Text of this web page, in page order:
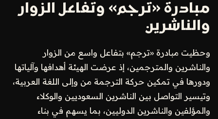
مبادرة «ترجم» وتفاعل الزوار
والناشرين
وحظيت مبادرة «ترجم» بتفاعل واسع من الزوار
والناشرين والمترجمين، إذ عرضت الهيئة أهدافها وآلياتها
ودورها في تمكين حركة الترجمة من وإلى اللغة العربية،
وتيسير التواصل بين الناشرين السعوديين والوكلاء
والمؤلفين والناشرين الدوليين، بما يسهم في بناء